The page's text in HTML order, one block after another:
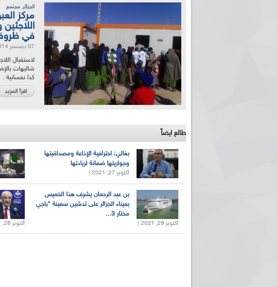
الجزائر, مجتمع
مركز
في
07 ديسمبر 2014
لاستقبال
شاليهات
كذا نفسانية
اقرأ المزيد
طالع ايضاً
بغالي: احترافية الإذاعة ومصداقيتها
وجواريتها ضمانة لريادتها
أكتوبر 27, 2021 |
أكتوبر 28, 2021 |
بن عبد الرحمان يشرف هذا الخميس
بميناء الجزائر على تدشين سفينة "باجي
مختار 3...
أكتوبر 28, 2021 |